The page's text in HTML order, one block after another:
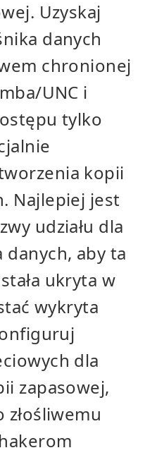
Uzyskaj
danych
chronionej
UNC i
tylko
kopii
Najlepiej jest
udziału dla
aby ta
ukryta w
wykryta
dla
zapasowej,
złośliwemu